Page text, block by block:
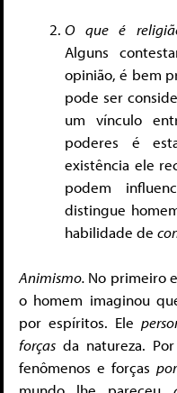
O que é
Alguns
opinião, é bem
pode ser
um vínculo
poderes é
existência ele
podem
distingue
habilidade de
Animismo. No primeiro
o homem imaginou
por espíritos. Ele
forças da natureza.
fenômenos e forças